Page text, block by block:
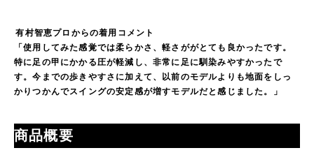
有村智恵プロからの着用コメント
「使用してみた感覚では柔らかさ、軽さががとても良かったです。
特に足の甲にかかる圧が軽減し、非常に足に馴染みやすかったで
す。今までの歩きやすさに加えて、以前のモデルよりも地面をしっ
かりつかんでスイングの安定感が増すモデルだと感じました。」
商品概要